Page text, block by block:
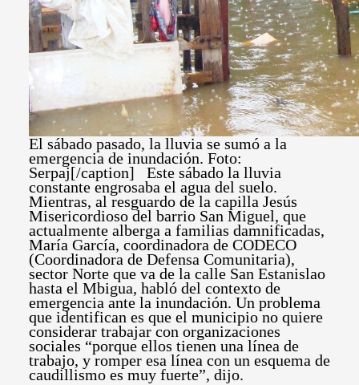
El sábado pasado, la lluvia se sumó a la
emergencia de inundación. Foto:
Serpaj[/caption] Este sábado la lluvia
constante engrosaba el agua del suelo.
Mientras, al resguardo de la capilla Jesús
Misericordioso del barrio San Miguel, que
actualmente alberga a familias damnificadas,
María García, coordinadora de CODECO
(Coordinadora de Defensa Comunitaria),
sector Norte que va de la calle San Estanislao
hasta el Mbigua, habló del contexto de
emergencia ante la inundación. Un problema
que identifican es que el municipio no quiere
considerar trabajar con organizaciones
sociales “porque ellos tienen una línea de
trabajo, y romper esa línea con un esquema de
caudillismo es muy fuerte”, dijo.